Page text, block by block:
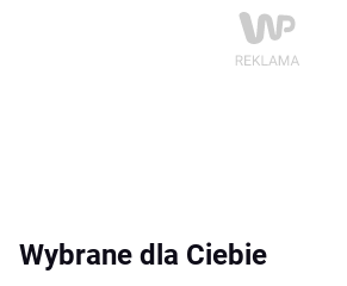
Wybrane dla Ciebie